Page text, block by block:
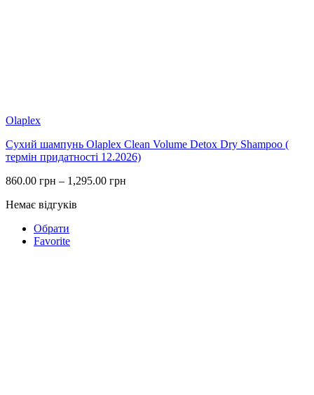
Olaplex
Сухий шампунь Olaplex Clean Volume Detox Dry Shampoo (
термін придатності 12.2026)
860.00 грн – 1,295.00 грн
Немає відгуків
Обрати
Favorite